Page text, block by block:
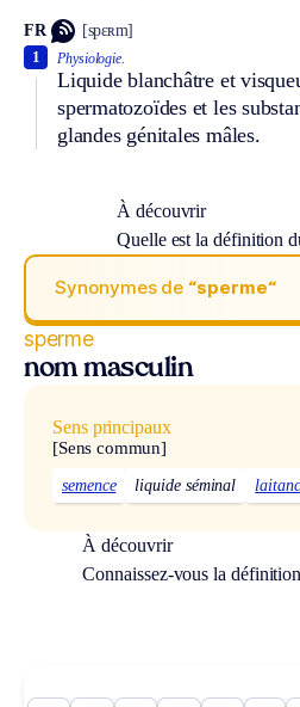
FR [spɛʀm]
Physiologie.
Liquide blanchâtre et
spermatozoïdes et les
glandes génitales mâles.
1
À découvrir
Quelle est la définition
Synonymes de “sperme“
sperme
nom masculin
Sens principaux
[Sens commun]
semence liquide séminal
À découvrir
Connaissez-vous la